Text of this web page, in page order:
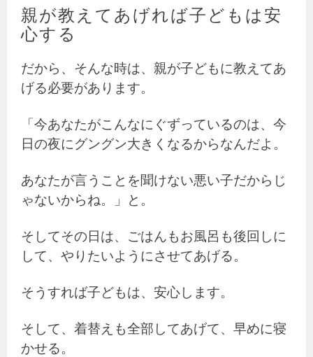
親が教えてあげれば子どもは安
心する
だから、そんな時は、親が子どもに教えてあ
げる必要があります。
「今あなたがこんなにぐずっているのは、今
日の夜にグングン大きくなるからなんだよ。
あなたが言うことを聞けない悪い子だからじ
ゃないからね。」と。
そしてその日は、ごはんもお風呂も後回しに
して、やりたいようにさせてあげる。
そうすれば子どもは、安心します。
そして、着替えも全部してあげて、早めに寝
かせる。